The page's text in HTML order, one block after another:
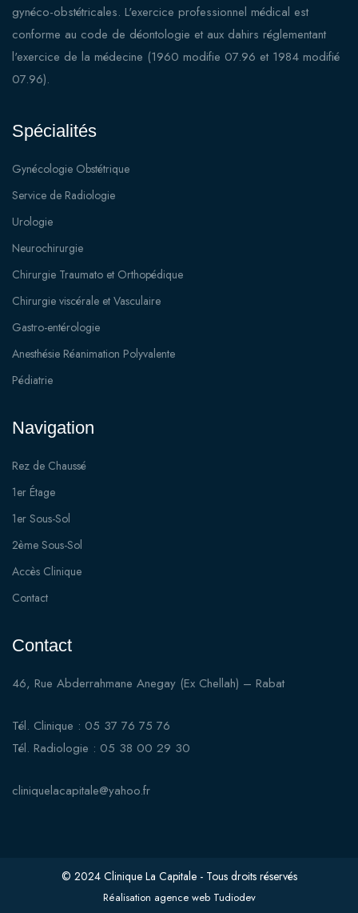
gynéco-obstétricales. L'exercice professionnel médical est
conforme au code de déontologie et aux dahirs réglementant
l'exercice de la médecine (1960 modifie 07.96 et 1984 modifié
07.96).
Spécialités
Gynécologie Obstétrique
Service de Radiologie
Urologie
Neurochirurgie
Chirurgie Traumato et Orthopédique
Chirurgie viscérale et Vasculaire
Gastro-entérologie
Anesthésie Réanimation Polyvalente
Pédiatrie
Navigation
Rez de Chaussé
1er Étage
1er Sous-Sol
2ème Sous-Sol
Accès Clinique
Contact
Contact
46, Rue Abderrahmane Anegay (Ex Chellah) – Rabat
Tél. Clinique : 05 37 76 75 76
Tél. Radiologie : 05 38 00 29 30
cliniquelacapitale@yahoo.fr
© 2024 Clinique La Capitale - Tous droits réservés
Réalisation agence web Tudiodev